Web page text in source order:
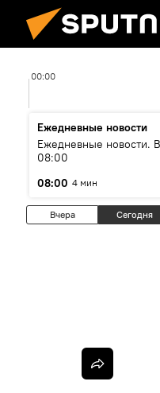
00:00
Ежедневные новости
Ежедневные новости.
08:00
08:00 4 мин
Вчера Сегодня